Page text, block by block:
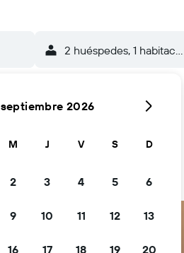
2 huéspedes, 1 habitación
septiembre 2026
M J V S D
2 3 4 5 6
9 10 11 12 13
16 17 18 19 20